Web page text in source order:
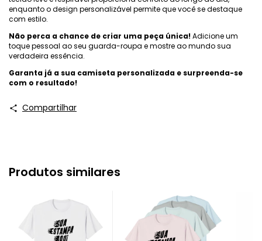
enquanto o design personalizável permite que você se destaque
com estilo.
Não perca a chance de criar uma peça única!Adicione um
toque pessoal ao seu guarda-roupa e mostre ao mundo sua
verdadeira essência.
Garanta já a sua camiseta personalizada e surpreenda-se
com o resultado!
Compartilhar
Produtos similares